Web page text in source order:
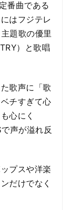
番曲である
はフジテレ
題歌の優里
）と歌唱
歌声に「歌
チすぎて心
心にく
声が溢れ反
プスや洋楽
だけでなく